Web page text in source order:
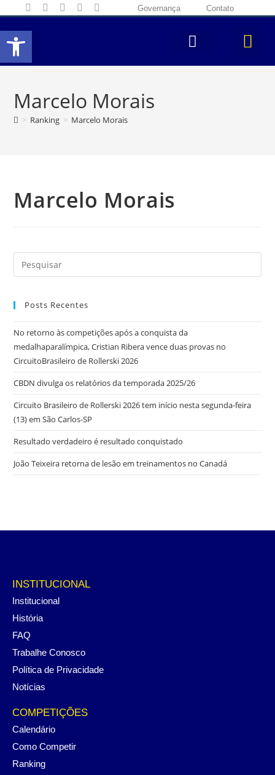
Abrir a barra de ferramentas
Governança Contato
Marcelo Morais
> Ranking > Marcelo Morais
Marcelo Morais
Posts Recentes
No retorno às competições após a conquista da
medalhaparalímpica, Cristian Ribera vence duas provas no
CircuitoBrasileiro de Rollerski 2026
CBDN divulga os relatórios da temporada 2025/26
Circuito Brasileiro de Rollerski 2026 tem início nesta segunda-feira
(13) em São Carlos-SP
Resultado verdadeiro é resultado conquistado
João Teixeira retorna de lesão em treinamentos no Canadá
INSTITUCIONAL
Institucional
História
FAQ
Trabalhe Conosco
Política de Privacidade
Notícias
COMPETIÇÕES
Calendário
Como Competir
Ranking